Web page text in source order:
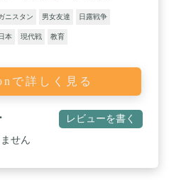
ニスタン 男女友達 日露戦争
本 現代戦 教育
で詳しく見る
レビューを書く
せん